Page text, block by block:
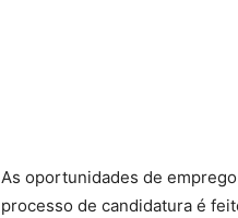
As oportunidades de
processo de candidatura é